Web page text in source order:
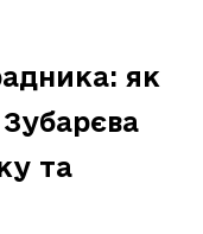
як
та